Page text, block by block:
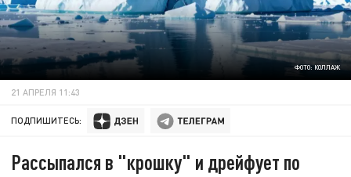
ФОТО: КОЛЛАЖ
21 АПРЕЛЯ 11:43
ПОДПИШИТЕСЬ:
Рассыпался в "крошку" и дрейфует по